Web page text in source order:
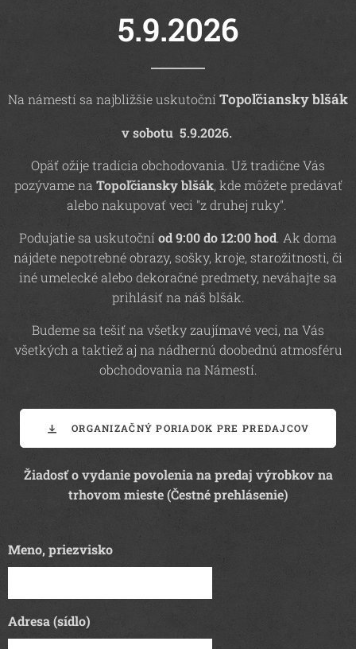
5.9.2026
Na námestí sa najbližšie uskutoční Topoľčiansky blšák
v sobotu 5.9.2026.
Opäť ožije tradícia obchodovania. Už tradične Vás
pozývame na Topoľčiansky blšák, kde môžete predávať
alebo nakupovať veci "z druhej ruky".
Podujatie sa uskutoční od 9:00 do 12:00 hod. Ak doma
nájdete nepotrebné obrazy, sošky, kroje, starožitnosti, či
iné umelecké alebo dekoračné predmety, neváhajte sa
prihlásiť na náš blšák.
Budeme sa tešiť na všetky zaujímavé veci, na Vás
všetkých a taktiež aj na nádhernú doobednú atmosféru
obchodovania na Námestí.
ORGANIZAČNÝ PORIADOK PRE PREDAJCOV
Žiadosť o vydanie povolenia na predaj výrobkov na
trhovom mieste (Čestné prehlásenie)
Meno, priezvisko
Adresa (sídlo)